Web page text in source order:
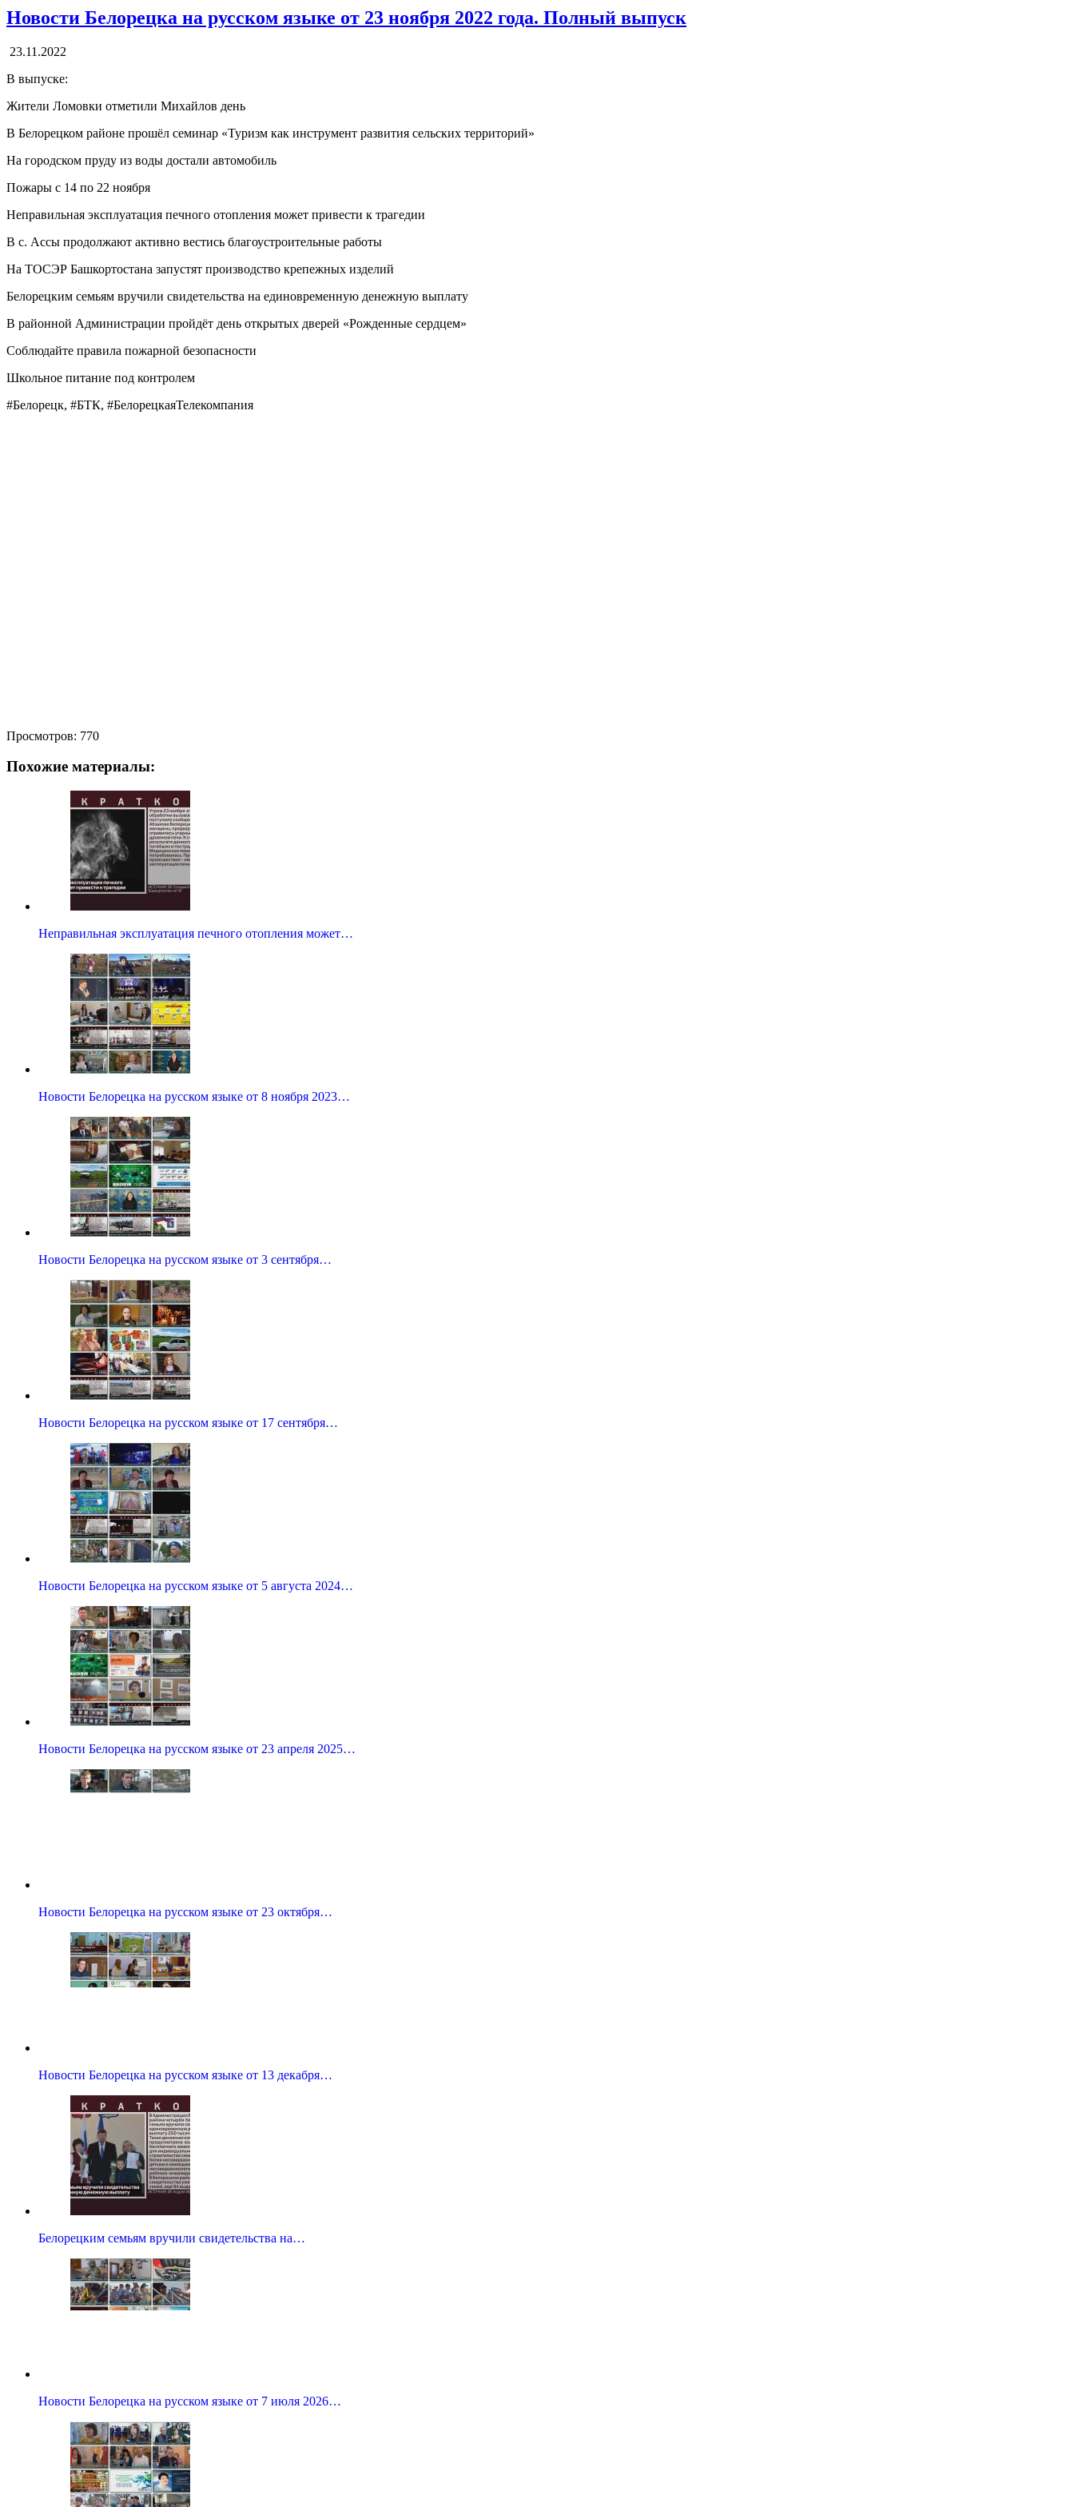
Новости Белорецка на русском языке от 23 ноября 2022 года. Полный выпуск
23.11.2022
В выпуске:
Жители Ломовки отметили Михайлов день
В Белорецком районе прошёл семинар «Туризм как инструмент развития сельских территорий»
На городском пруду из воды достали автомобиль
Пожары с 14 по 22 ноября
Неправильная эксплуатация печного отопления может привести к трагедии
В с. Ассы продолжают активно вестись благоустроительные работы
На ТОСЭР Башкортостана запустят производство крепежных изделий
Белорецким семьям вручили свидетельства на единовременную денежную выплату
В районной Администрации пройдёт день открытых дверей «Рожденные сердцем»
Соблюдайте правила пожарной безопасности
Школьное питание под контролем
#Белорецк, #БТК, #БелорецкаяТелекомпания
Просмотров: 770
Похожие материалы:
Неправильная эксплуатация печного отопления может…
Новости Белорецка на русском языке от 8 ноября 2023…
Новости Белорецка на русском языке от 3 сентября…
Новости Белорецка на русском языке от 17 сентября…
Новости Белорецка на русском языке от 5 августа 2024…
Новости Белорецка на русском языке от 23 апреля 2025…
Новости Белорецка на русском языке от 23 октября…
Новости Белорецка на русском языке от 13 декабря…
Белорецким семьям вручили свидетельства на…
Новости Белорецка на русском языке от 7 июля 2026…